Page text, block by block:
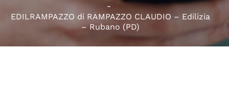
EDILRAMPAZZO di RAMPAZZO CLAUDIO – Edilizia
– Rubano (PD)